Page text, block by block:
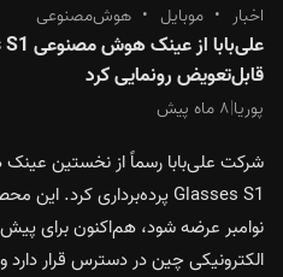
اخبار • موبایل • هوش‌مصنوعی
قابل‌تعویض رونمایی کرد
پوریا|۸ ماه پیش
نوامبر عرضه شود، هم‌اکنون برای